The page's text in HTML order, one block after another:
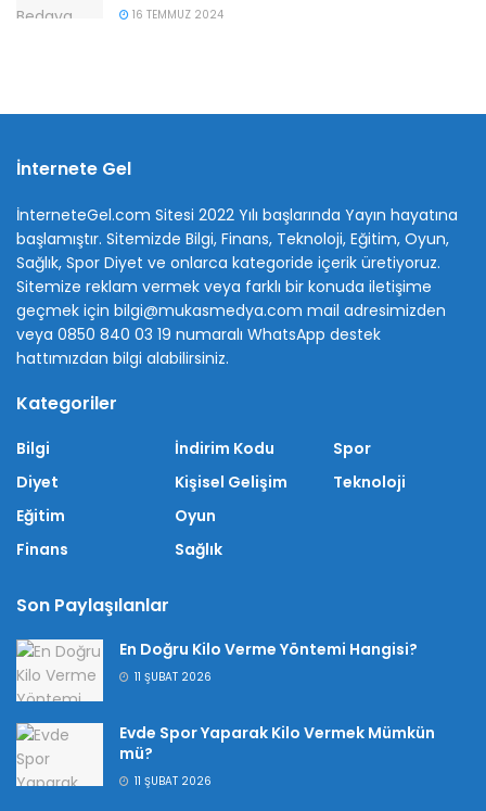
16 TEMMUZ 2024
İnternete Gel
İnterneteGel.com Sitesi 2022 Yılı başlarında Yayın hayatına
başlamıştır. Sitemizde Bilgi, Finans, Teknoloji, Eğitim, Oyun,
Sağlık, Spor Diyet ve onlarca kategoride içerik üretiyoruz.
Sitemize reklam vermek veya farklı bir konuda iletişime
geçmek için bilgi@mukasmedya.com mail adresimizden
veya 0850 840 03 19 numaralı WhatsApp destek
hattımızdan bilgi alabilirsiniz.
Kategoriler
Bilgi
Diyet
Eğitim
Finans
İndirim Kodu
Kişisel Gelişim
Oyun
Sağlık
Spor
Teknoloji
Son Paylaşılanlar
En Doğru Kilo Verme Yöntemi Hangisi?
11 ŞUBAT 2026
Evde Spor Yaparak Kilo Vermek Mümkün
mü?
11 ŞUBAT 2026